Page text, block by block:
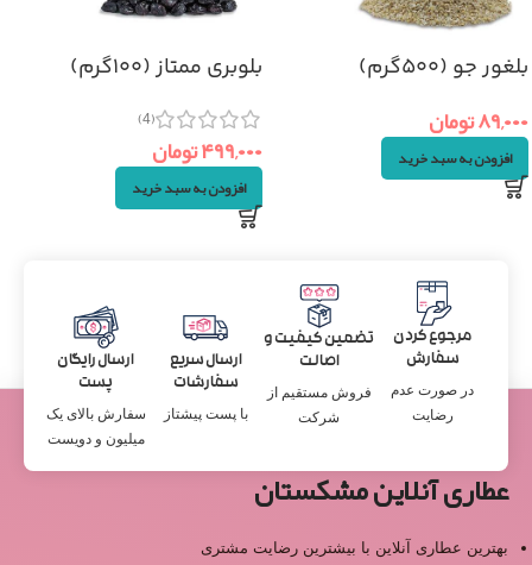
بلغور جو (۵۰۰گرم)
۸۹,۰۰۰تومان
افزودن به سبد خرید
بلوبری ممتاز (۱۰۰گرم)
(4)
۴۹۹,۰۰۰تومان
افزودن به سبد خرید
مرجوع کردن
سفارش
در صورت عدم
رضایت
تضمین کیفیت و
اصالت
فروش مستقیم از
شرکت
ارسال سریع
سفارشات
با پست پیشتاز
ارسال رایگان
پست
سفارش بالای یک
میلیون و دویست
عطاری آنلاین مشکستان
بهترین عطاری آنلاین با بیشترین رضایت مشتری